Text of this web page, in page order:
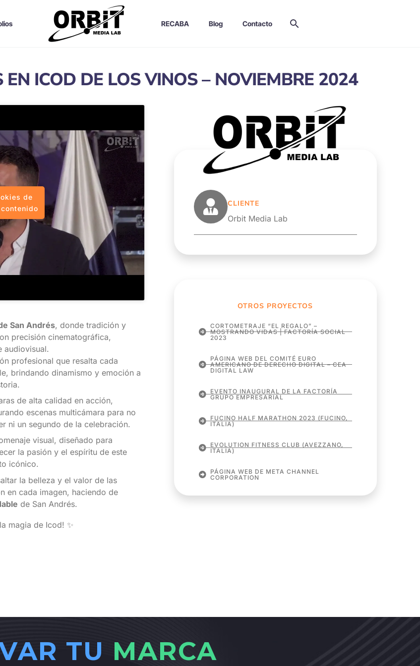
RECABA Blog Contacto
EN ICOD DE LOS VINOS – NOVIEMBRE 2024
de
San Andrés, donde tradición y
precisión cinematográfica,
audiovisual.
profesional que resalta cada
brindando dinamismo y emoción a
de alta calidad en acción,
escenas multicámara para no
ni un segundo de la celebración.
visual, diseñado para
la pasión y el espíritu de este
icónico.
la belleza y el valor de las
en cada imagen, haciendo de
de San Andrés.
magia de Icod! ✨
CLIENTE
Orbit Media Lab
OTROS PROYECTOS
CORTOMETRAJE “EL REGALO” –
MOSTRANDO VIDAS | FACTORÍA SOCIAL
2023
PÁGINA WEB DEL COMITÉ EURO
AMERICANO DE DERECHO DIGITAL – CEA
DIGITAL LAW
EVENTO INAUGURAL DE LA FACTORÍA
GRUPO EMPRESARIAL
FUCINO HALF MARATHON 2023 (FUCINO,
ITALIA)
EVOLUTION FITNESS CLUB (AVEZZANO,
ITALIA)
PÁGINA WEB DE META CHANNEL
CORPORATION
TU MARCA